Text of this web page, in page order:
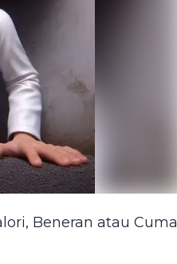
Beneran atau Cuma